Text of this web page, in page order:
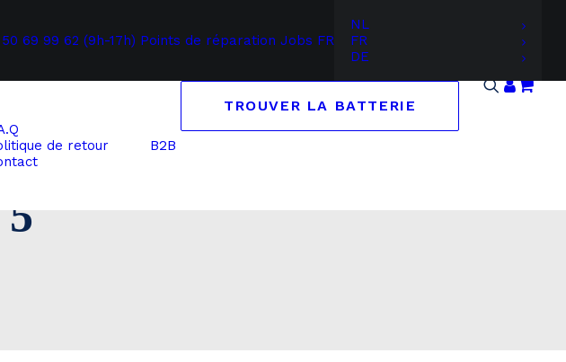
69 99 62 (9h-17h) Points de réparation Jobs FR
NL
FR
DE
de retour
B2B
TROUVER LA BATTERIE